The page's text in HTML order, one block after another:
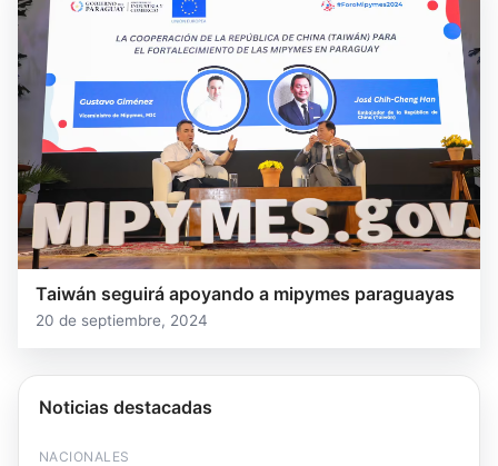
Taiwán seguirá apoyando a mipymes paraguayas
20 de septiembre, 2024
Noticias destacadas
NACIONALES